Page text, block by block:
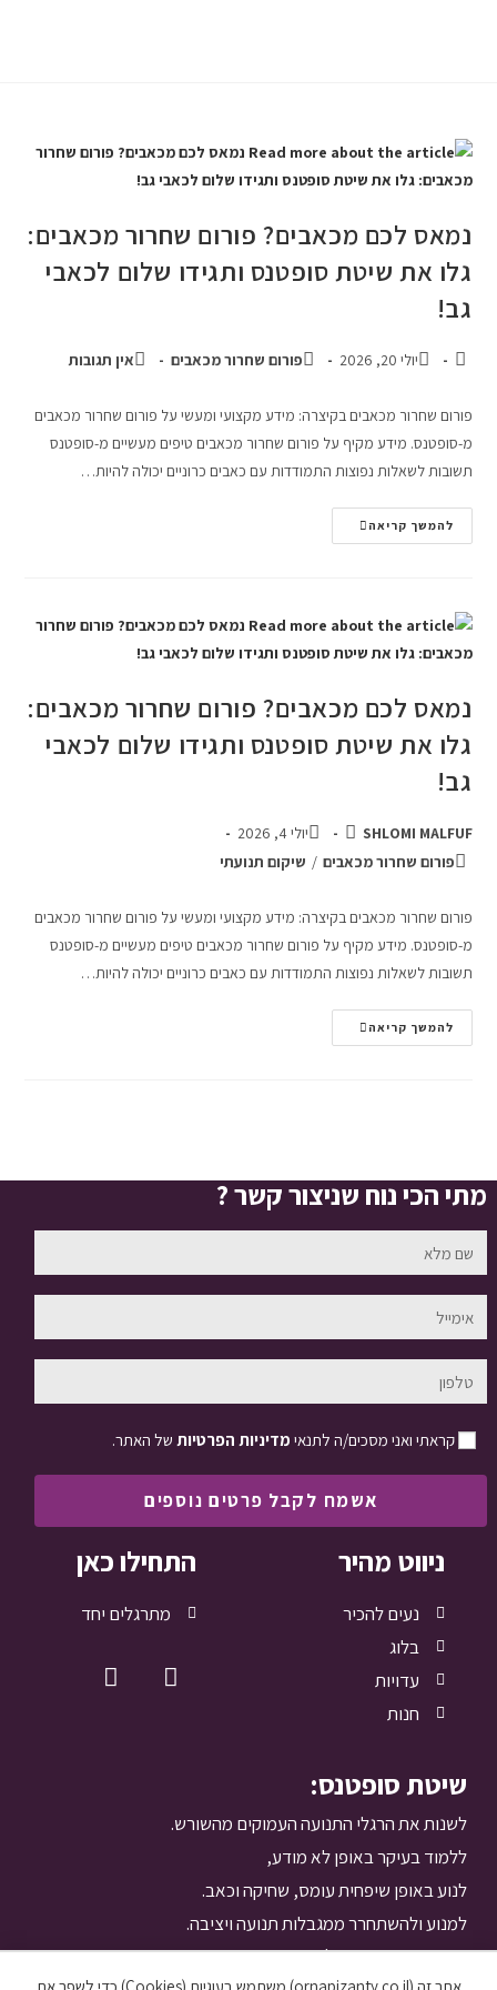
נמאס לכם מכאבים? פורום שחרור מכאבים:
גלו את שיטת סופטנס ותגידו שלום לכאבי
גב!
יולי 20, 2026 פורום שחרור מכאבים אין תגובות
פורום שחרור מכאבים בקיצרה: מידע מקצועי ומעשי על פורום שחרור מכאבים
מ-סופטנס. מידע מקיף על פורום שחרור מכאבים טיפים מעשיים מ-סופטנס
תשובות לשאלות נפוצות התמודדות עם כאבים כרוניים יכולה להיות…
להמשך קריאה
נמאס לכם מכאבים? פורום שחרור מכאבים:
גלו את שיטת סופטנס ותגידו שלום לכאבי
גב!
SHLOMI MALFUF
יולי 4, 2026
פורום שחרור מכאבים / שיקום תנועתי
פורום שחרור מכאבים בקיצרה: מידע מקצועי ומעשי על פורום שחרור מכאבים
מ-סופטנס. מידע מקיף על פורום שחרור מכאבים טיפים מעשיים מ-סופטנס
תשובות לשאלות נפוצות התמודדות עם כאבים כרוניים יכולה להיות…
להמשך קריאה
מתי הכי נוח שניצור קשר ?
קראתי ואני מסכים/ה לתנאי מדיניות הפרטיותשל האתר.
אשמח לקבל פרטים נוספים
ניווט מהיר
נעים להכיר
בלוג
עדויות
חנות
התחילו כאן
מתרגלים יחד
שיטת סופטנס:
לשנותאת הרגלי התנועה העמוקים מהשורש.
ללמודבעיקר באופן לא מודע,
לנועבאופן שיפחית עומס, שחיקה וכאב.
למנוע ולהשתחררממגבלות תנועה ויציבה.
בהנאה. מהבית. בפיג'מה.